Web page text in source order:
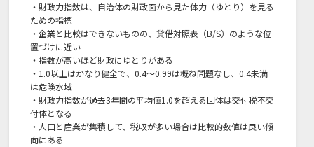
・財政力指数は、自治体の財政面から見た体力（ゆとり）を見る
ための指標
・企業と比較はできないものの、貸借対照表（B/S）のような位
置づけに近い
・指数が高いほど財政にゆとりがある
・1.0以上はかなり健全で、0.4～0.99は概ね問題なし、0.4未満
は危険水域
・財政力指数が過去3年間の平均値1.0を超える回体は交付税不交
付体となる
・人口と産業が集積して、税収が多い場合は比較的数値は良い傾
向にある